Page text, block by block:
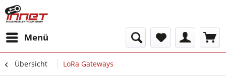
Menü
Übersicht LoRa Gateways